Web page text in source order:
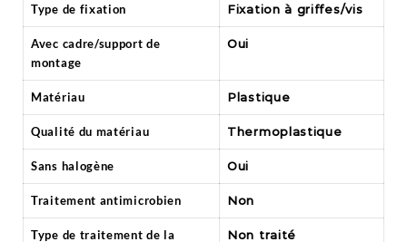
Type de fixation Fixation à griffes/vis
Avec cadre/support de
montage
Oui
Matériau Plastique
Qualité du matériau Thermoplastique
Sans halogène Oui
Traitement antimicrobien Non
Type de traitement de la
Non traité